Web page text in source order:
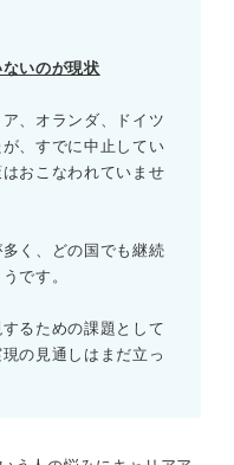
いのが現状
、オランダ、ドイツ
、すでに中止してい
おこなわれていませ
く、どの国でも継続
です。
るための課題として
の見通しはまだ立っ